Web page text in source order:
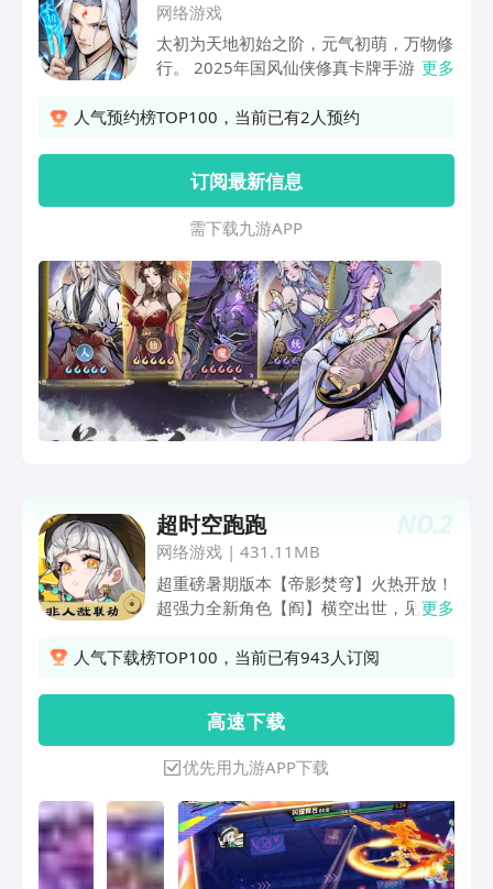
网络游戏
太初为天地初始之阶，元气初萌，万物修
行。 2025年国风仙侠修真卡牌手游《太
您踏入水墨仙阙，共赴一场不染凡尘的修
更多
人气预约榜TOP100，当前已有2人预约
订阅最新信息
需 下 载 九 游 A P P
NO.2
超时空跑跑
网络游戏| 431.11MB
超重磅暑期版本【帝影焚穹】火热开放！
超强力全新角色【阎】横空出世，见证极
联动上线，精彩联动内容启动！海量福利
具签到即领！《非人哉》联动皮肤全新游
园玩法，萌气十足不可错过！帝王专属协
战【夜无心】，暗夜伯爵帅气登场！帝陵
杀神现世，夺取他的宝藏，获取神秘相
纸、洗练之砂等珍贵资源！首充双倍、光
团等级礼包重置，性价比拉到最高！新角
色，新联动，新玩法，新福利！火热暑期
体验，尽在超时空跑跑！
更多
人气下载榜TOP100，当前已有943人订阅
高 速 下 载
优先用九游APP下载